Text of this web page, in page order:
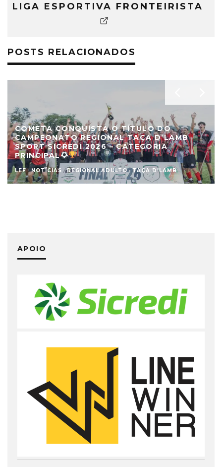
LIGA ESPORTIVA FRONTEIRISTA
POSTS RELACIONADOS
COMETA CONQUISTA O TÍTULO DO
CAMPEONATO REGIONAL TAÇA D’LAMB
SPORT SICREDI 2026 – CATEGORIA
PRINCIPAL
LEF NOTÍCIAS REGIONAL ADULTO TAÇA D'LAMB
APOIO